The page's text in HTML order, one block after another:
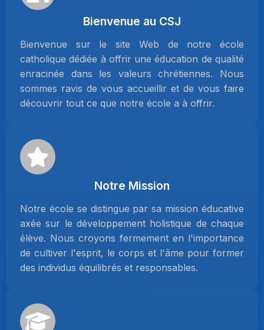
Bienvenue au CSJ
Bienvenue sur le site Web de notre école
catholique dédiée à offrir une éducation de qualité
enracinée dans les valeurs chrétiennes. Nous
sommes ravis de vous accueillir et de vous faire
découvrir tout ce que notre école a à offrir.
Notre Mission
Notre école se distingue par sa mission éducative
axée sur le développement holistique de chaque
élève. Nous croyons fermement en l'importance
de cultiver l'esprit, le corps et l'âme pour former
des individus équilibrés et responsables.